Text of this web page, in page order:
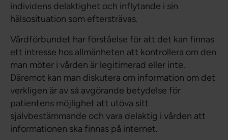
individens delaktighet och inflytande i sin
hälsosituation som eftersträvas.
Vårdförbundet har förståelse för att det kan finnas
ett intresse hos allmänheten att kontrollera om den
man möter i vården är legitimerad eller inte.
Däremot kan man diskutera om information om det
verkligen är av så avgörande betydelse för
patientens möjlighet att utöva sitt
självbestämmande och vara delaktig i vården att
informationen ska finnas på internet.